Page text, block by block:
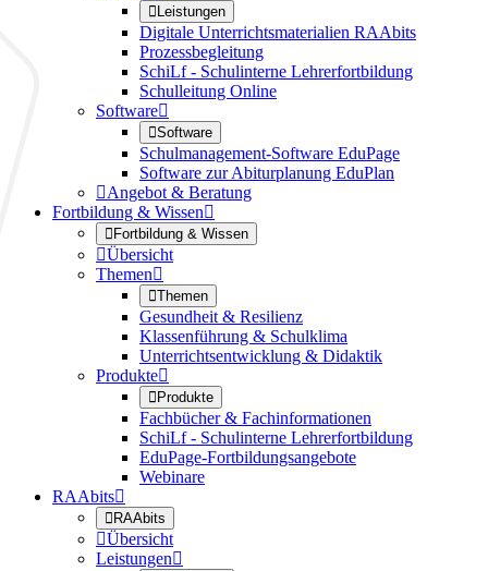
Leistungen
Digitale Unterrichtsmaterialien RAAbits
Prozessbegleitung
SchiLf - Schulinterne Lehrerfortbildung
Schulleitung Online
Software
Software
Schulmanagement-Software EduPage
Software zur Abiturplanung EduPlan
Angebot & Beratung
Fortbildung & Wissen
Fortbildung & Wissen
Übersicht
Themen
Themen
Gesundheit & Resilienz
Klassenführung & Schulklima
Unterrichtsentwicklung & Didaktik
Produkte
Produkte
Fachbücher & Fachinformationen
SchiLf - Schulinterne Lehrerfortbildung
EduPage-Fortbildungsangebote
Webinare
RAAbits
RAAbits
Übersicht
Leistungen